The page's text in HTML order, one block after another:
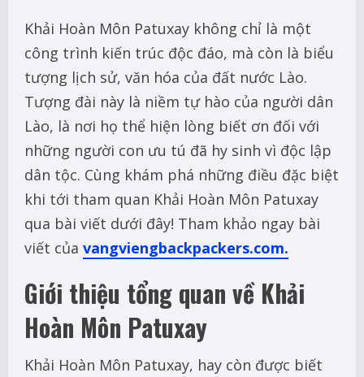
Khải Hoàn Môn Patuxay không chỉ là một
công trình kiến trúc độc đáo, mà còn là biểu
tượng lịch sử, văn hóa của đất nước Lào.
Tượng đài này là niềm tự hào của người dân
Lào, là nơi họ thể hiện lòng biết ơn đối với
những người con ưu tú đã hy sinh vì độc lập
dân tộc. Cùng khám phá những điều đặc biệt
khi tới tham quan Khải Hoàn Môn Patuxay
qua bài viết dưới đây! Tham khảo ngay bài
viết của vangviengbackpackers.com.
Giới thiệu tổng quan về Khải
Hoàn Môn Patuxay
Khải Hoàn Môn Patuxay, hay còn được biết